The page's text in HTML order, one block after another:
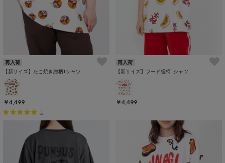
再入荷
【新サイズ】たこ焼き総柄Tシャツ
￥4,499
1
再入荷
【新サイズ】フード総柄Tシャツ
￥4,499